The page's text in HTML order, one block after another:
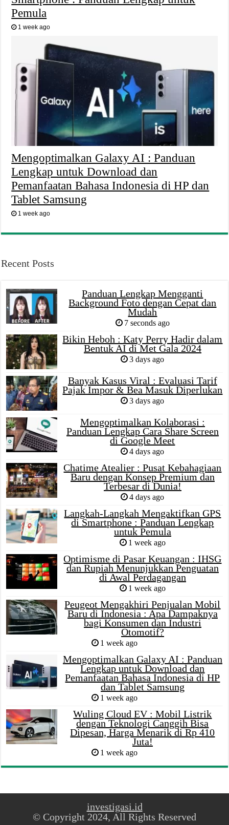
Pemula
1 week ago
Mengoptimalkan Galaxy AI : Panduan
Lengkap untuk Download dan
Pemanfaatan Bahasa Indonesia di HP dan
Tablet Samsung
1 week ago
Recent Posts
Panduan Lengkap Mengganti
Background Foto dengan Cepat dan
Mudah
7 seconds ago
Bikin Heboh : Katy Perry Hadir dalam
Bentuk AI di Met Gala 2024
3 days ago
Banyak Kasus Viral : Evaluasi Tarif
Pajak Impor & Bea Masuk Diperlukan
3 days ago
Mengoptimalkan Kolaborasi :
Panduan Lengkap Cara Share Screen
di Google Meet
4 days ago
Chatime Atealier : Pusat Kebahagiaan
Baru dengan Konsep Premium dan
Terbesar di Dunia!
4 days ago
Langkah-Langkah Mengaktifkan GPS
di Smartphone : Panduan Lengkap
untuk Pemula
1 week ago
Optimisme di Pasar Keuangan : IHSG
dan Rupiah Menunjukkan Penguatan
di Awal Perdagangan
1 week ago
Peugeot Mengakhiri Penjualan Mobil
Baru di Indonesia : Apa Dampaknya
bagi Konsumen dan Industri
Otomotif?
1 week ago
Mengoptimalkan Galaxy AI : Panduan
Lengkap untuk Download dan
Pemanfaatan Bahasa Indonesia di HP
dan Tablet Samsung
1 week ago
Wuling Cloud EV : Mobil Listrik
dengan Teknologi Canggih Bisa
Dipesan, Harga Menarik di Rp 410
Juta!
1 week ago
investigasi.id
© Copyright 2024, All Rights Reserved